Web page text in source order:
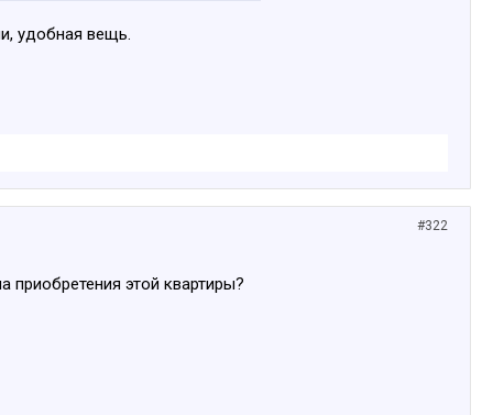
удобная вещь.
#322
приобретения этой квартиры?